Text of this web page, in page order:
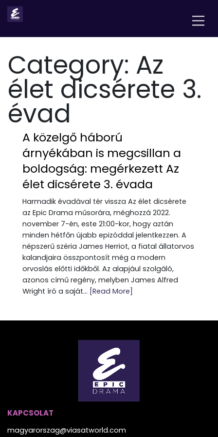
Category: Az
élet dicsérete 3.
évad
A közelgő háború
árnyékában is megcsillan a
boldogság: megérkezett Az
élet dicsérete 3. évada
Harmadik évadával tér vissza Az élet dicsérete
az Epic Drama műsorára, méghozzá 2022.
november 7-én, este 21:00-kor, hogy aztán
minden hétfőn újabb epizóddal jelentkezzen. A
népszerű széria James Herriot, a fiatal állatorvos
kalandjaira összpontosít még a modern
orvoslás előtti időkből. Az alapjául szolgáló,
azonos című regény, melyben James Alfred
Wright író a saját... [Read More]
KAPCSOLAT
magyarorszag@viasatworld.com